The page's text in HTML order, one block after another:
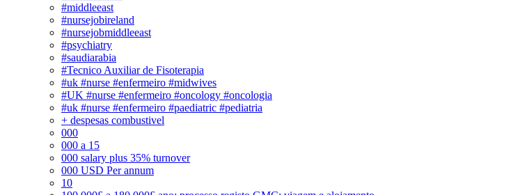
#middleeast
#nursejobireland
#nursejobmiddleeast
#psychiatry
#saudiarabia
#Tecnico Auxiliar de Fisoterapia
#uk #nurse #enfermeiro #midwives
#UK #nurse #enfermeiro #oncology #oncologia
#uk #nurse #enfermeiro #paediatric #pediatria
+ despesas combustivel
000
000 a 15
000 salary plus 35% turnover
000 USD Per annum
10